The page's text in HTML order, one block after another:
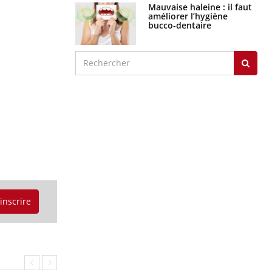
Mauvaise haleine : il faut
améliorer l’hygiène
bucco-dentaire